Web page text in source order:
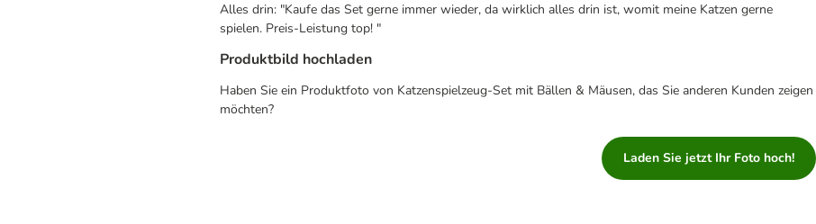
Alles drin: "Kaufe das Set gerne immer wieder, da wirklich alles drin ist, womit meine Katzen gerne
spielen. Preis-Leistung top! "
Produktbild hochladen
Haben Sie ein Produktfoto von Katzenspielzeug-Set mit Bällen & Mäusen, das Sie anderen Kunden zeigen
möchten?
Laden Sie jetzt Ihr Foto hoch!